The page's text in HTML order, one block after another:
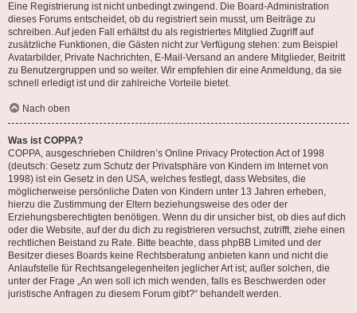
Eine Registrierung ist nicht unbedingt zwingend. Die Board-Administration
dieses Forums entscheidet, ob du registriert sein musst, um Beiträge zu
schreiben. Auf jeden Fall erhältst du als registriertes Mitglied Zugriff auf
zusätzliche Funktionen, die Gästen nicht zur Verfügung stehen: zum Beispiel
Avatarbilder, Private Nachrichten, E-Mail-Versand an andere Mitglieder, Beitritt
zu Benutzergruppen und so weiter. Wir empfehlen dir eine Anmeldung, da sie
schnell erledigt ist und dir zahlreiche Vorteile bietet.
Nach oben
Was ist COPPA?
COPPA, ausgeschrieben Children’s Online Privacy Protection Act of 1998
(deutsch: Gesetz zum Schutz der Privatsphäre von Kindern im Internet von
1998) ist ein Gesetz in den USA, welches festlegt, dass Websites, die
möglicherweise persönliche Daten von Kindern unter 13 Jahren erheben,
hierzu die Zustimmung der Eltern beziehungsweise des oder der
Erziehungsberechtigten benötigen. Wenn du dir unsicher bist, ob dies auf dich
oder die Website, auf der du dich zu registrieren versuchst, zutrifft, ziehe einen
rechtlichen Beistand zu Rate. Bitte beachte, dass phpBB Limited und der
Besitzer dieses Boards keine Rechtsberatung anbieten kann und nicht die
Anlaufstelle für Rechtsangelegenheiten jeglicher Art ist; außer solchen, die
unter der Frage „An wen soll ich mich wenden, falls es Beschwerden oder
juristische Anfragen zu diesem Forum gibt?“ behandelt werden.